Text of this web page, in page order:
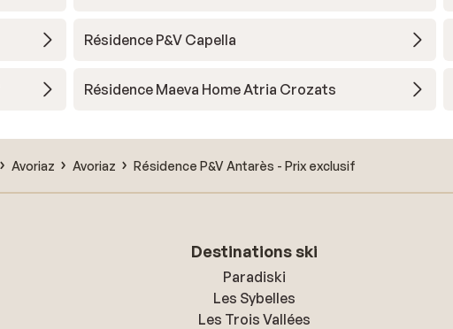
Résidence P&V Capella
Résidence Maeva Home Atria Crozats
Avoriaz Avoriaz Résidence P&V Antarès - Prix exclusif
Destinations ski
Paradiski
Les Sybelles
Les Trois Vallées